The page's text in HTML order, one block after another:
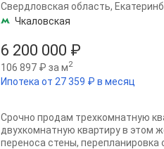
6 200 000 ₽
106 897 ₽ за м2
Ипотека от 27 359 ₽ в месяц
Свердловская область,
Чкаловская
Срочно продам трехкомнатную
двухкомнатную квартиру в этом
переноса стены, перепланировка